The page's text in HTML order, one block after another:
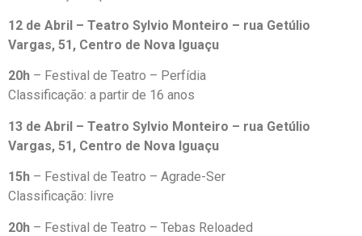
12 de Abril – Teatro Sylvio Monteiro – rua Getúlio
Vargas, 51, Centro de Nova Iguaçu
20h – Festival de Teatro – Perfídia
Classificação: a partir de 16 anos
13 de Abril – Teatro Sylvio Monteiro – rua Getúlio
Vargas, 51, Centro de Nova Iguaçu
15h – Festival de Teatro – Agrade-Ser
Classificação: livre
20h – Festival de Teatro – Tebas Reloaded